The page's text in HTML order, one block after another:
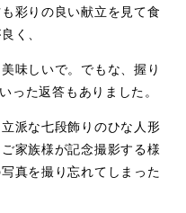
彩りの良い献立を見て食
く、
味しいで。でもな、握り
った返答もありました。
派な七段飾りのひな人形
家族様が記念撮影する様
真を撮り忘れてしまった